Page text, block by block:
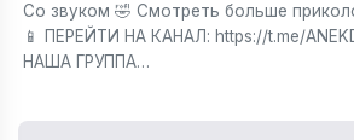
Со звуком 🤣 Смотреть больше
📱 ПЕРЕЙТИ НА КАНАЛ: https://t.me/
НАША ГРУППА…